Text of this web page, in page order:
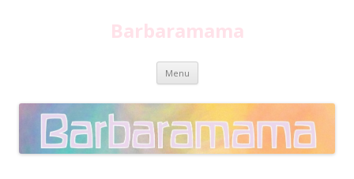
Barbaramama
Menu Spring
inhoud